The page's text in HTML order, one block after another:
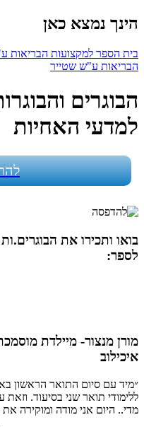
הינך נמצא כאן
בית הספר למקצועות הבריאות
הבריאות ע"ש שטייר
הבוגרים
למדעי האחיות
בואו ותכירו את
לספר:
מורן מנצור- מיילדת
איכילוב
״מיד עם סיום התואר הראשון
ללימודי תואר שני בסיעוד.
מדי.. היום אני מודה ומוקירה